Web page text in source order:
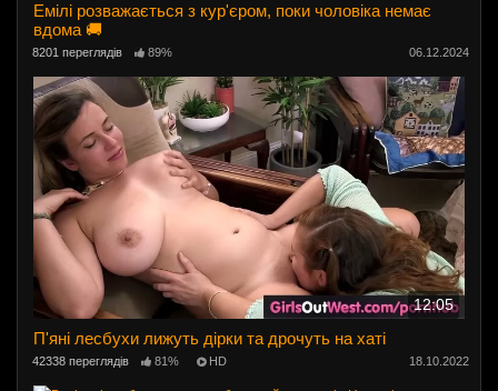
Емілі розважається з кур'єром, поки чоловіка немає
вдома 🚚
8201 переглядів 89% 06.12.2024
12:05
П'яні лесбухи лижуть дірки та дрочуть на хаті
42338 переглядів 81% HD 18.10.2022